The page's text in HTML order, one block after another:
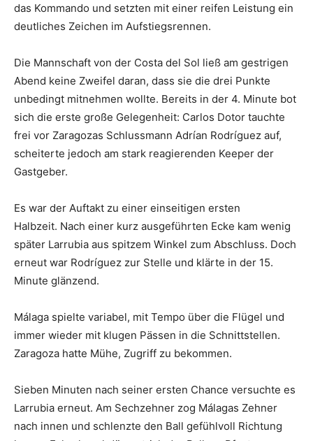
das Kommando und setzten mit einer reifen Leistung ein
deutliches Zeichen im Aufstiegsrennen.
Die Mannschaft von der Costa del Sol ließ am gestrigen
Abend keine Zweifel daran, dass sie die drei Punkte
unbedingt mitnehmen wollte. Bereits in der 4. Minute bot
sich die erste große Gelegenheit: Carlos Dotor tauchte
frei vor Zaragozas Schlussmann Adrían Rodríguez auf,
scheiterte jedoch am stark reagierenden Keeper der
Gastgeber.
Es war der Auftakt zu einer einseitigen ersten
Halbzeit. Nach einer kurz ausgeführten Ecke kam wenig
später Larrubia aus spitzem Winkel zum Abschluss. Doch
erneut war Rodríguez zur Stelle und klärte in der 15.
Minute glänzend.
Málaga spielte variabel, mit Tempo über die Flügel und
immer wieder mit klugen Pässen in die Schnittstellen.
Zaragoza hatte Mühe, Zugriff zu bekommen.
Sieben Minuten nach seiner ersten Chance versuchte es
Larrubia erneut. Am Sechzehner zog Málagas Zehner
nach innen und schlenzte den Ball gefühlvoll Richtung